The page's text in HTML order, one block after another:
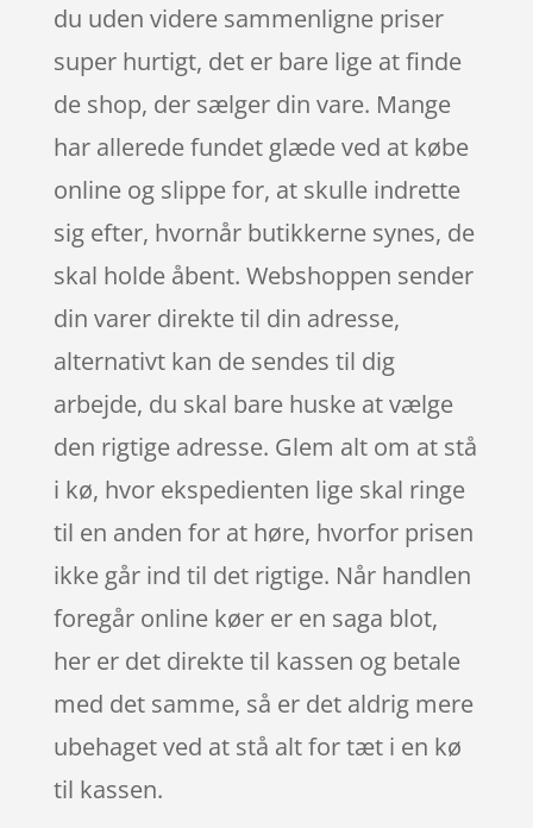
du uden videre sammenligne priser
super hurtigt, det er bare lige at finde
de shop, der sælger din vare. Mange
har allerede fundet glæde ved at købe
online og slippe for, at skulle indrette
sig efter, hvornår butikkerne synes, de
skal holde åbent. Webshoppen sender
din varer direkte til din adresse,
alternativt kan de sendes til dig
arbejde, du skal bare huske at vælge
den rigtige adresse. Glem alt om at stå
i kø, hvor ekspedienten lige skal ringe
til en anden for at høre, hvorfor prisen
ikke går ind til det rigtige. Når handlen
foregår online køer er en saga blot,
her er det direkte til kassen og betale
med det samme, så er det aldrig mere
ubehaget ved at stå alt for tæt i en kø
til kassen.